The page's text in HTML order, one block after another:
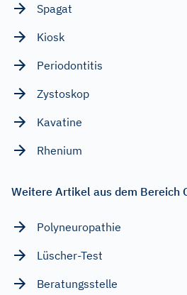
Spagat
Kiosk
Periodontitis
Zystoskop
Kavatine
Rhenium
Weitere Artikel aus dem Bereich
Polyneuropathie
Lüscher-Test
Beratungsstelle